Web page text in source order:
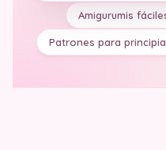
Amigurumis
Patrones para